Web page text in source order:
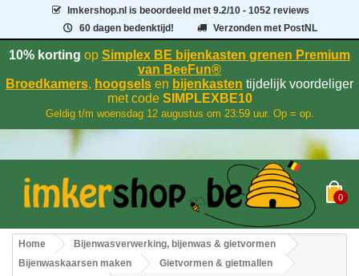
Imkershop.nl is beoordeeld met9.2/10 - 1052 reviews
60 dagen bedenktijd!
Verzonden met PostNL
10% korting op Simplex BE bijenkasten grenen Premium
van BeeFun®
Broedkamers, hoogsels en bijenkasten tijdelijk voordeliger
met codeSIMPLEXBE10
Geldig t/m woensdag 12 augustus om 23:59 uur. Op = op.
0
Home
Bijenwasverwerking, bijenwas & gietvormen
Bijenwaskaarsen maken
Gietvormen & gietmallen